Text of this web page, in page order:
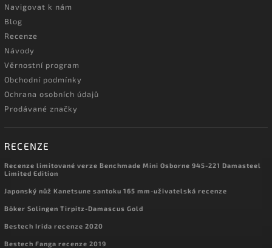
Navigovat k nám
Blog
Recenze
Návody
Věrnostní program
Obchodní podmínky
Ochrana osobních údajů
Prodávané značky
RECENZE
Recenze limitované verze Benchmade Mini Osborne 945-221 Damasteel
Limited Edition
Japonský nůž Kanetsune santoku 165 mm-uživatelská recenze
Böker Solingen Tirpitz-Damascus Gold
Bestech Irida recenze 2020
Bestech Fanga recenze 2019